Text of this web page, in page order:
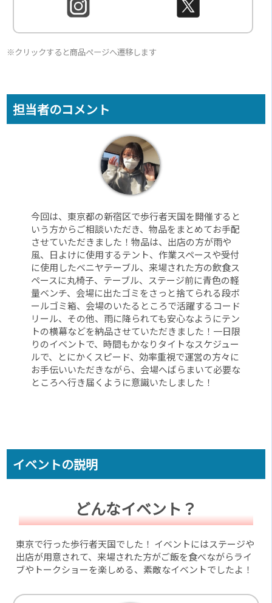
※クリックすると商品ページへ遷移します
担当者のコメント
今回は、東京都の新宿区で歩行者天国を開催すると
いう方からご相談いただき、物品をまとめてお手配
させていただきました！物品は、出店の方が雨や
風、日よけに使用するテント、作業スペースや受付
に使用したベニヤテーブル、来場された方の飲食ス
ペースに丸椅子、テーブル、ステージ前に青色の軽
量ベンチ、会場に出たゴミをさっと捨てられる段ボ
ールゴミ箱、会場のいたるところで活躍するコード
リール、その他、雨に降られても安心なようにテン
トの横幕などを納品させていただきました！一日限
りのイベントで、時間もかなりタイトなスケジュー
ルで、とにかくスピード、効率重視で運営の方々に
お手伝いいただきながら、会場へばらまいて必要な
ところへ行き届くように意識いたしました！
イベントの説明
どんなイベント？
東京で行った歩行者天国でした！ イベントにはステージや
出店が用意されて、来場された方がご飯を食べながらライ
ブやトークショーを楽しめる、素敵なイベントでしたよ！